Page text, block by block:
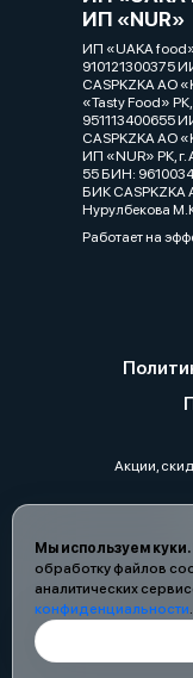
Мы используем куки.
обработку файлов
аналитических
конфиденциальности.
ИП «NUR»
ИП «UAKA food»
910121300375
CASPKZKA АО
«Tasty Food»
951113400655
CASPKZKA АО
ИП «NUR» РК, г.
55 БИН:
БИК CASPKZKA
Нурулбекова
Работает на
Акции,